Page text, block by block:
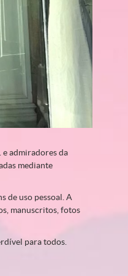
e admiradores da
mediante
de uso pessoal. A
manuscritos, fotos
para todos.